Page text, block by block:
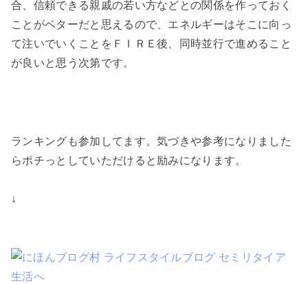
合、信頼できる親戚の若い方などとの関係を作っておく
ことがベターだと思えるので、エネルギーはそこに向っ
て注いでいくことをＦＩＲＥ後、同時並行で進めること
が良いと思う次第です。
ランキングも参加してます。気づきや参考になりました
らポチっとしていただけると励みになります。
↓